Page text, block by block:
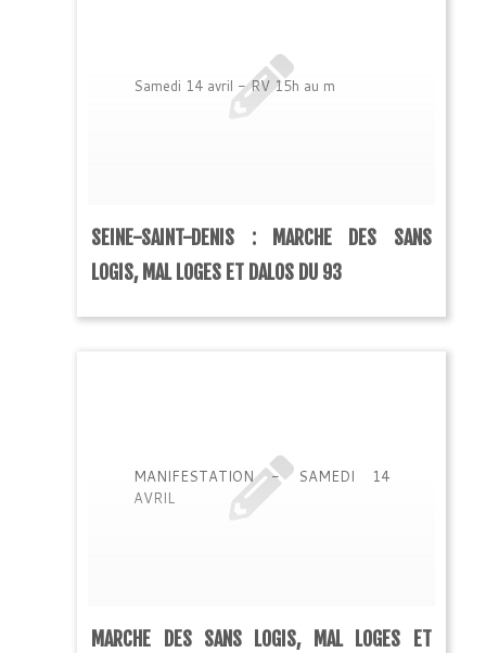
Samedi 14 avril - RV 15h au m
SEINE-SAINT-DENIS : MARCHE DES SANS
LOGIS, MAL LOGES ET DALOS DU 93
MANIFESTATION - SAMEDI 14
AVRIL
MARCHE DES SANS LOGIS, MAL LOGES ET